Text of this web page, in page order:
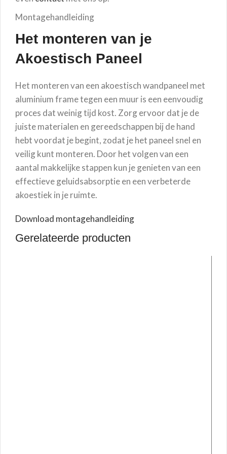
Montagehandleiding
Het monteren van je
Akoestisch Paneel
Het monteren van een akoestisch wandpaneel met
aluminium frame tegen een muur is een eenvoudig
proces dat weinig tijd kost. Zorg ervoor dat je de
juiste materialen en gereedschappen bij de hand
hebt voordat je begint, zodat je het paneel snel en
veilig kunt monteren. Door het volgen van een
aantal makkelijke stappen kun je genieten van een
effectieve geluidsabsorptie en een verbeterde
akoestiek in je ruimte.
Download montagehandleiding
Gerelateerde producten